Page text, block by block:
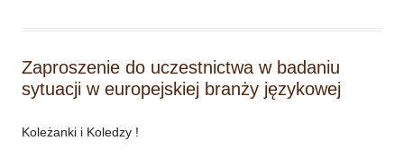
Zaproszenie do uczestnictwa w badaniu
sytuacji w europejskiej branży językowej
Koleżanki i Koledzy !